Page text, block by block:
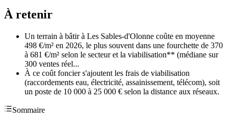
À retenir
Un terrain à bâtir à Les Sables-d'Olonne coûte en moyenne
498 €/m² en 2026, le plus souvent dans une fourchette de 370
à 681 €/m² selon le secteur et la viabilisation** (médiane sur
300 ventes réel...
À ce coût foncier s'ajoutent les frais de viabilisation
(raccordements eau, électricité, assainissement, télécom), soit
un poste de 10 000 à 25 000 € selon la distance aux réseaux.
Sommaire